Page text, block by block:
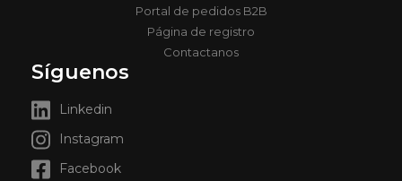
Portal de pedidos B2B
Página de registro
Contactanos
Síguenos
Linkedin
Instagram
Facebook